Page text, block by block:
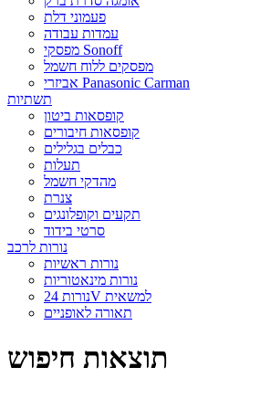
פעמוני דלת
עמדות עבודה
מפסקי Sonoff
מפסקים ללוח חשמל
אביזרי Panasonic Carman
תשתיות
קופסאות ביטון
קופסאות חיבורים
כבלים בגלילים
תעלות
מהדקי חשמל
צנרת
תקעים וקופלונגים
סרטי בידוד
נורות לרכב
נורות ראשיות
נורות מינאטוריות
נורות 24V למשאית
תאורה לאופניים
תוצאות חיפוש